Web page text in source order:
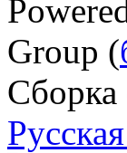
Group (
Сборка